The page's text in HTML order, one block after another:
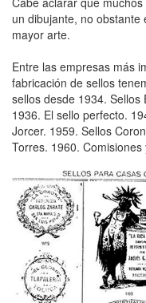
un dibujante, no
mayor arte.
Entre las empresas más
fabricación de sellos
sellos desde 1934. Sellos
1936. El sello perfecto.
Jorcer. 1959. Sellos
Torres. 1960.